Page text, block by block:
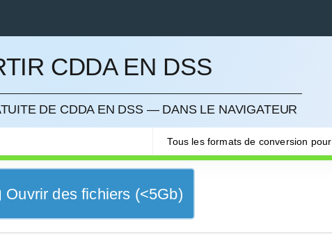
CDDA EN DSS
DE CDDA EN DSS — DANS LE NAVIGATEUR
Tous les formats de conversion pour
Ouvrir des fichiers (<5Gb)